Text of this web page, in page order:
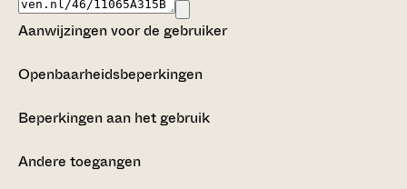
Aanwijzingen voor de gebruiker
Openbaarheidsbeperkingen
Beperkingen aan het gebruik
Andere toegangen